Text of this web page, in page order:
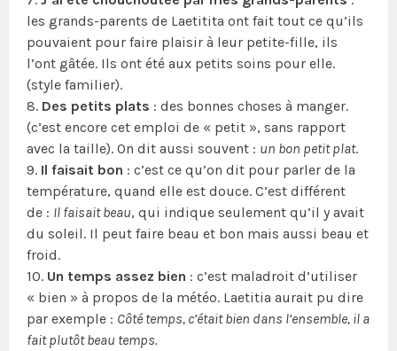
les grands-parents de Laetitita ont fait tout ce qu’ils
pouvaient pour faire plaisir à leur petite-fille, ils
l’ont gâtée. Ils ont été aux petits soins pour elle.
(style familier).
8. Des petits plats : des bonnes choses à manger.
(c’est encore cet emploi de « petit », sans rapport
avec la taille). On dit aussi souvent : un bon petit plat.
9. Il faisait bon : c’est ce qu’on dit pour parler de la
température, quand elle est douce. C’est différent
de : Il faisait beau, qui indique seulement qu’il y avait
du soleil. Il peut faire beau et bon mais aussi beau et
froid.
10. Un temps assez bien : c’est maladroit d’utiliser
« bien » à propos de la météo. Laetitia aurait pu dire
par exemple : Côté temps, c’était bien dans l’ensemble, il a
fait plutôt beau temps.